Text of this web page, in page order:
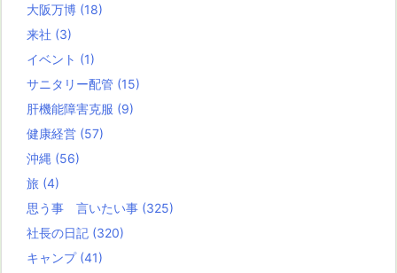
大阪万博 (18)
来社 (3)
イベント (1)
サニタリー配管 (15)
肝機能障害克服 (9)
健康経営 (57)
沖縄 (56)
旅 (4)
思う事 言いたい事 (325)
社長の日記 (320)
キャンプ (41)